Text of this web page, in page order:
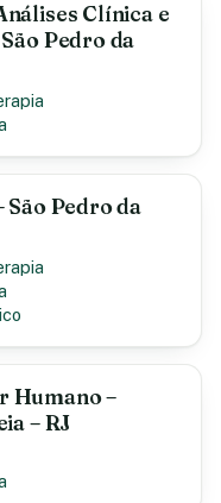
Clínica e
Pedro da
Pedro da
Humano –
– RJ